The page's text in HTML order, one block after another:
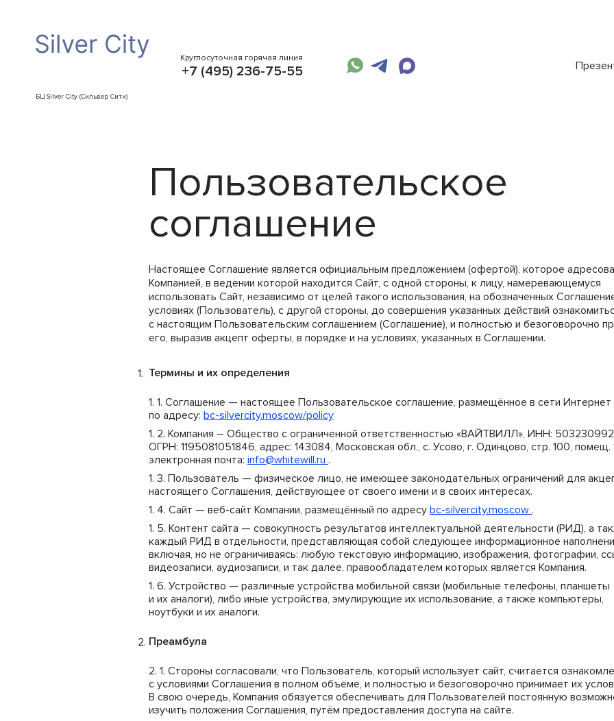
БЦ Silver City (Сильвер Сити)
Круглосуточная горячая линия
+7 (495) 236-75-55
Пользовательское
соглашение
Настоящее Соглашение является официальным предложением (офертой), которое
Компанией, в ведении которой находится Сайт, с одной стороны, к лицу, намеревающемуся
использовать Сайт, независимо от целей такого использования, на обозначенных
условиях (Пользователь), с другой стороны, до совершения указанных действий
с настоящим Пользовательским соглашением (Соглашение), и полностью и безоговорочно
его, выразив акцепт оферты, в порядке и на условиях, указанных в Соглашении.
Термины и их определения
Соглашение — настоящее Пользовательское соглашение, размещённое в сети Интернет
по адресу: bc-silvercity.moscow/policy
Компания – Общество с ограниченной ответственностью «ВАЙТВИЛЛ», ИНН:
ОГРН: 1195081051846, адрес: 143084, Московская обл., с. Усово, г. Одинцово, стр. 100, помещ.
электронная почта: info@whitewill.ru .
Пользователь — физическое лицо, не имеющее законодательных ограничений для
настоящего Соглашения, действующее от своего имени и в своих интересах.
Сайт — веб-сайт Компании, размещённый по адресу bc-silvercity.moscow .
Контент сайта — совокупность результатов интеллектуальной деятельности (РИД), а
каждый РИД в отдельности, представляющая собой следующее информационное
включая, но не ограничиваясь: любую текстовую информацию, изображения, фотографии,
видеозаписи, аудиозаписи, и так далее, правообладателем которых является Компания.
Устройство — различные устройства мобильной связи (мобильные телефоны, планшеты
и их аналоги), либо иные устройства, эмулирующие их использование, а также компьютеры,
ноутбуки и их аналоги.
Преамбула
Стороны согласовали, что Пользователь, который использует сайт, считается
с условиями Соглашения в полном объёме, и полностью и безоговорочно принимает их
В свою очередь, Компания обязуется обеспечивать для Пользователей постоянную
изучить положения Соглашения, путём предоставления доступа на сайте.